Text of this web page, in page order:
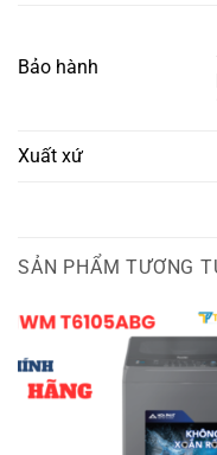
Bảo hành
Xuất xứ
SẢN PHẨM TƯƠNG